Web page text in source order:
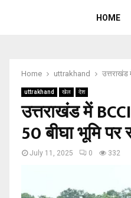
HOME
Home uttrakhand उत्तराखंड
uttrakhand खेल देश
उत्तराखंड में
50 बीघा भूमि पर
July 11, 2025 0 332